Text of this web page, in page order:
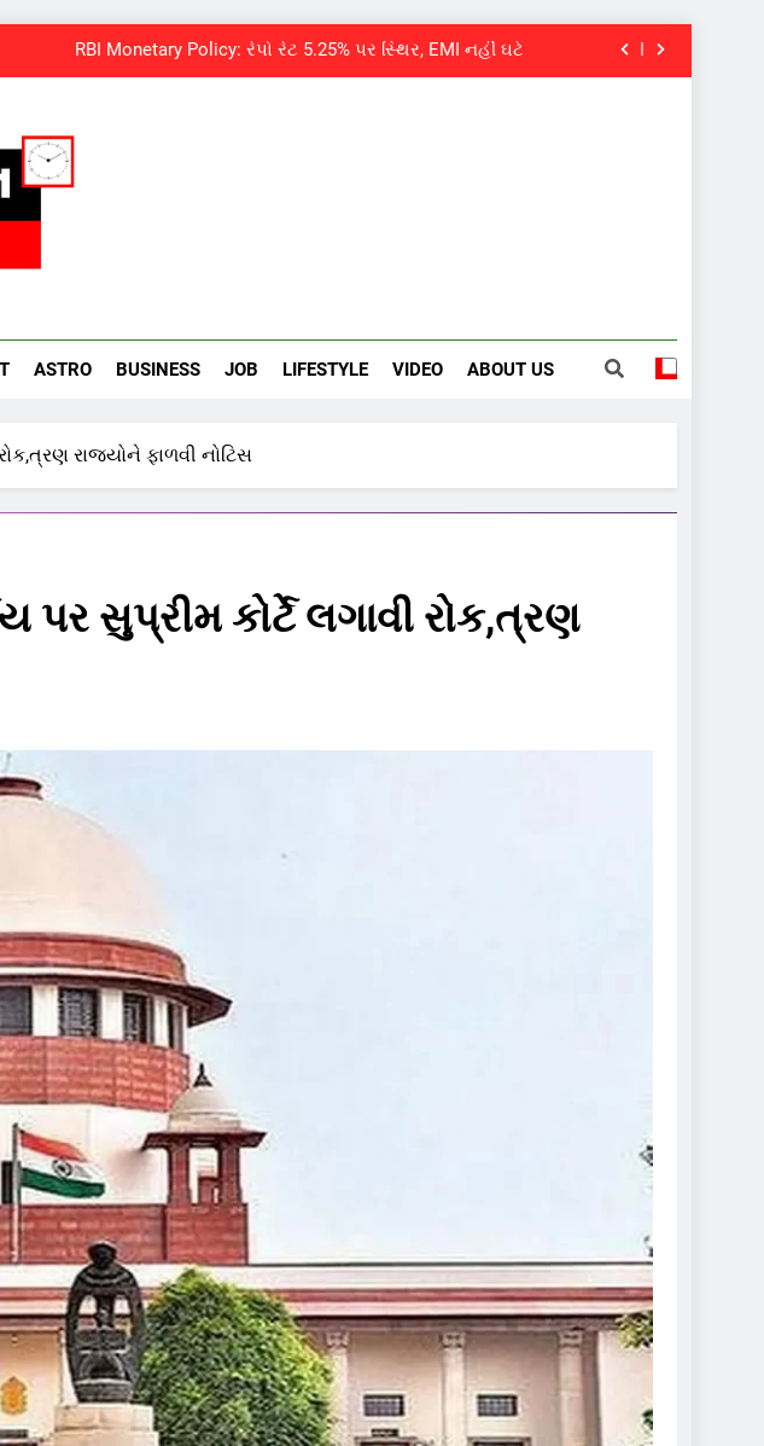
પાસ મેળવવું બન્યું સરળ: શરૂ થઈ તત્કાલ સુવિધા, જાણો સંપૂર્ણ પ્રક્રિયા
પાર્ટીએ અયોધ્યા બેઠક પરથી પવન પાંડેને 2027 માટે બનાવાયા ઉમેદવાર
પાસ મેળવવું બન્યું સરળ: શરૂ થઈ તત્કાલ સુવિધા, જાણો સંપૂર્ણ પ્રક્રિયા
ASTRO BUSINESS JOB LIFESTYLE VIDEO ABOUT US
રાજ્યોને ફાળવી નોટિસ
પર સુપ્રીમ કોર્ટે લગાવી રોક,ત્રણ